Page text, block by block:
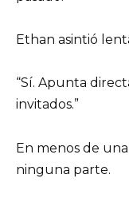
Ethan asintió
“Sí. Apunta
invitados.”
En menos de
ninguna parte.